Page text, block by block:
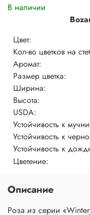
В наличии
Цвет:
Кол-во цветков на
Аромат:
Размер цветка:
Ширина:
Высота:
USDA:
Устойчивость к
Устойчивость к
Устойчивость к
Цветение:
Описание
Роза из серии